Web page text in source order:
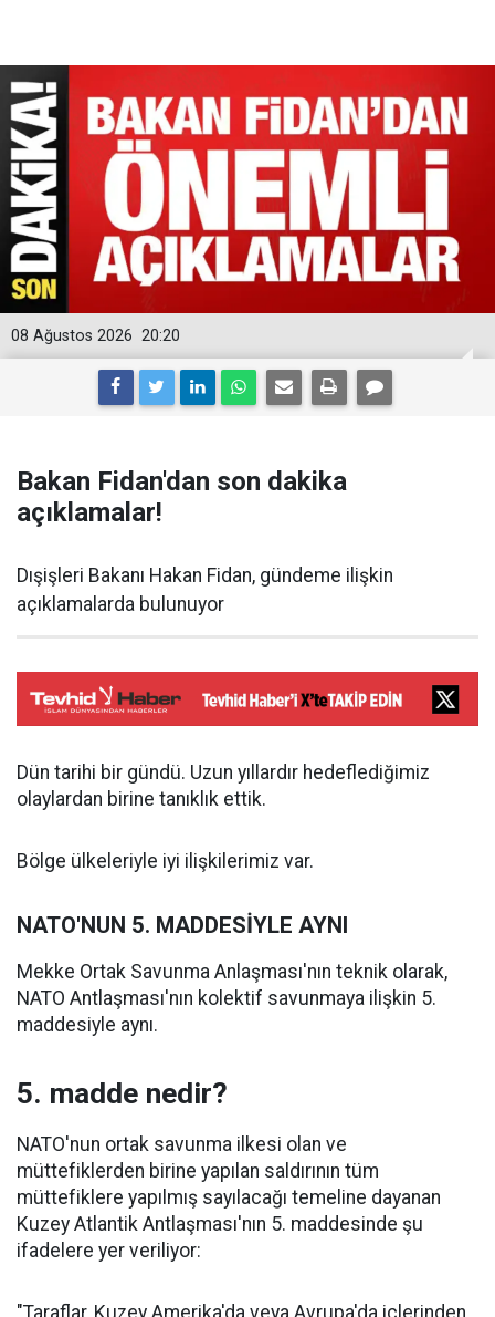
20:20
08 Ağustos 2026
Bakan Fidan'dan son dakika
açıklamalar!
Dışişleri Bakanı Hakan Fidan, gündeme ilişkin
açıklamalarda bulunuyor
Dün tarihi bir gündü. Uzun yıllardır hedeflediğimiz
olaylardan birine tanıklık ettik.
Bölge ülkeleriyle iyi ilişkilerimiz var.
NATO'NUN 5. MADDESİYLE AYNI
Mekke Ortak Savunma Anlaşması'nın teknik olarak,
NATO Antlaşması'nın kolektif savunmaya ilişkin 5.
maddesiyle aynı.
5. madde nedir?
NATO'nun ortak savunma ilkesi olan ve
müttefiklerden birine yapılan saldırının tüm
müttefiklere yapılmış sayılacağı temeline dayanan
Kuzey Atlantik Antlaşması'nın 5. maddesinde şu
ifadelere yer veriliyor:
"Taraflar, Kuzey Amerika'da veya Avrupa'da içlerinden